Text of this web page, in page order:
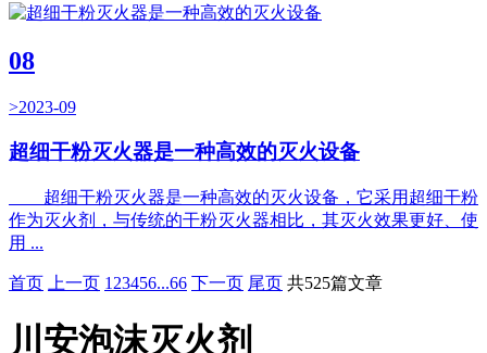
08
>2023-09
超细干粉灭火器是一种高效的灭火设备
超细干粉灭火器是一种高效的灭火设备，它采用超细干粉
作为灭火剂，与传统的干粉灭火器相比，其灭火效果更好、使
用 ...
首页 上一页 1 23456...66 下一页 尾页 共525篇文章
川安泡沫灭火剂